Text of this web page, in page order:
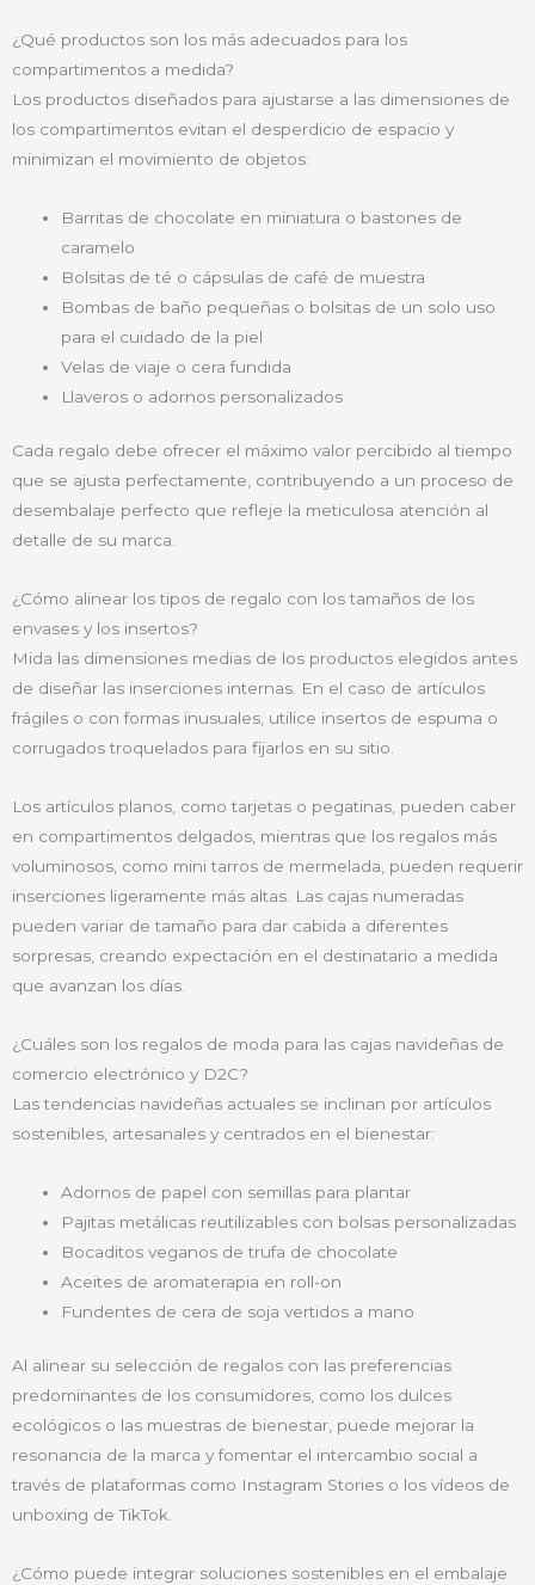
¿Qué productos son los más adecuados para los
compartimentos a medida?
Los productos diseñados para ajustarse a las dimensiones de
los compartimentos evitan el desperdicio de espacio y
minimizan el movimiento de objetos:
Barritas de chocolate en miniatura o bastones de
caramelo
Bolsitas de té o cápsulas de café de muestra
Bombas de baño pequeñas o bolsitas de un solo uso
para el cuidado de la piel
Velas de viaje o cera fundida
Llaveros o adornos personalizados
Cada regalo debe ofrecer el máximo valor percibido al tiempo
que se ajusta perfectamente, contribuyendo a un proceso de
desembalaje perfecto que refleje la meticulosa atención al
detalle de su marca.
¿Cómo alinear los tipos de regalo con los tamaños de los
envases y los insertos?
Mida las dimensiones medias de los productos elegidos antes
de diseñar las inserciones internas. En el caso de artículos
frágiles o con formas inusuales, utilice insertos de espuma o
corrugados troquelados para fijarlos en su sitio.
Los artículos planos, como tarjetas o pegatinas, pueden caber
en compartimentos delgados, mientras que los regalos más
voluminosos, como mini tarros de mermelada, pueden requerir
inserciones ligeramente más altas. Las cajas numeradas
pueden variar de tamaño para dar cabida a diferentes
sorpresas, creando expectación en el destinatario a medida
que avanzan los días.
¿Cuáles son los regalos de moda para las cajas navideñas de
comercio electrónico y D2C?
Las tendencias navideñas actuales se inclinan por artículos
sostenibles, artesanales y centrados en el bienestar:
Adornos de papel con semillas para plantar
Pajitas metálicas reutilizables con bolsas personalizadas
Bocaditos veganos de trufa de chocolate
Aceites de aromaterapia en roll-on
Fundentes de cera de soja vertidos a mano
Al alinear su selección de regalos con las preferencias
predominantes de los consumidores, como los dulces
ecológicos o las muestras de bienestar, puede mejorar la
resonancia de la marca y fomentar el intercambio social a
través de plataformas como Instagram Stories o los vídeos de
unboxing de TikTok.
¿Cómo puede integrar soluciones sostenibles en el embalaje